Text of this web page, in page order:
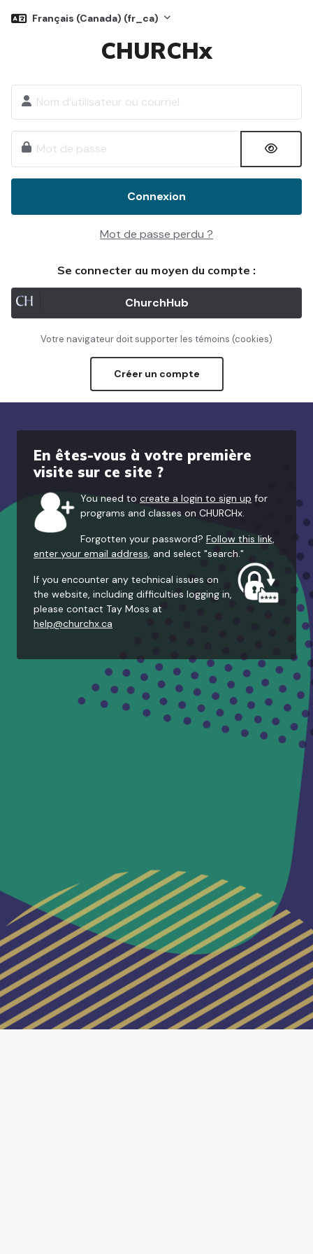
Français (Canada) ‎(fr_ca)‎
CHURCHx
Procédure de création de compte
Connexion
Mot de passe perdu ?
Se connecter au moyen du compte :
ChurchHub
Votre navigateur doit supporter les témoins (cookies)
Créer un compte
En êtes-vous à votre première
visite sur ce site ?
You need to create a login to sign up for
programs and classes on CHURCHx.
Forgotten your password? Follow this link,
enter your email address, and select "search."
If you encounter any technical issues on
the website, including difficulties logging in,
please contact Tay Moss at
help@churchx.ca